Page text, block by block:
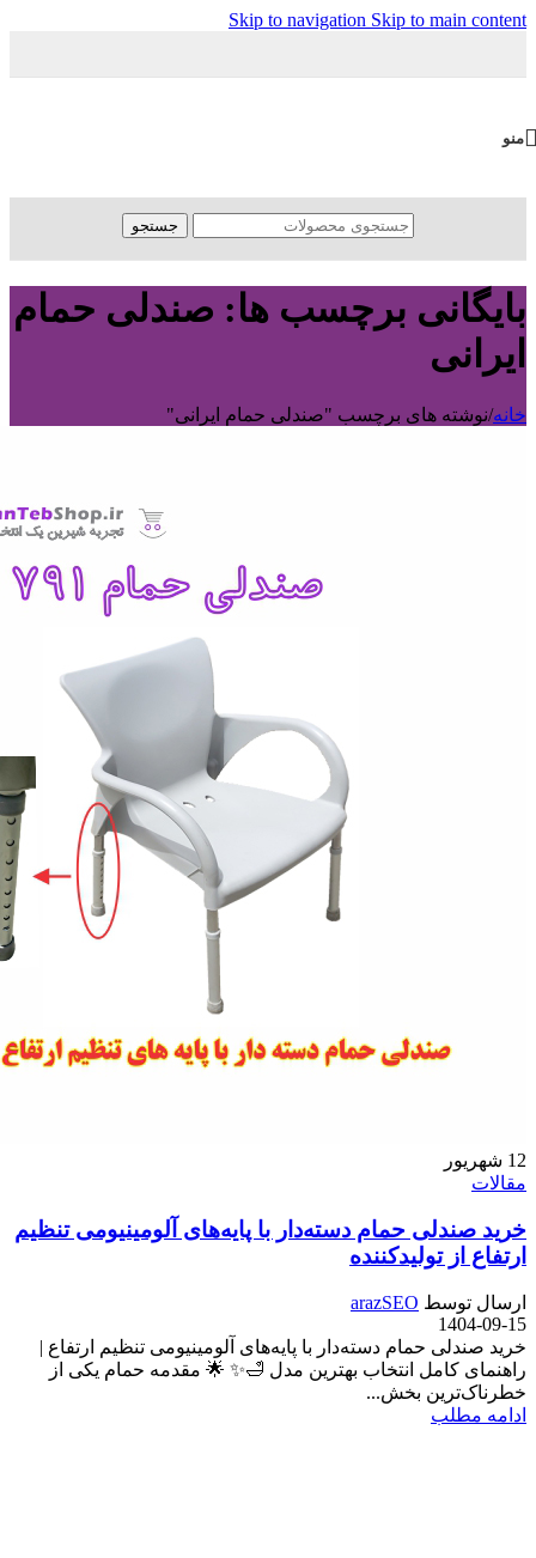
Skip to navigation Skip to main content
منو
جستجو
بایگانی برچسب ها: صندلی حمام
ایرانی
خانه/نوشته های برچسب "صندلی حمام ایرانی"
12 شهریور
مقالات
خرید صندلی حمام دسته‌دار با پایه‌های آلومینیومی تنظیم
ارتفاع از تولیدکننده
ارسال توسط arazSEO
1404-09-15
خرید صندلی حمام دسته‌دار با پایه‌های آلومینیومی تنظیم ارتفاع |
راهنمای کامل انتخاب بهترین مدل 🛁✨ 🌟 مقدمه حمام یکی از
خطرناک‌ترین بخش‌...
ادامه مطلب